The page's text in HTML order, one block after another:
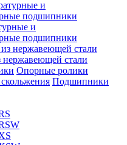
и
подшипники
стали
Опорные ролики
Подшипники